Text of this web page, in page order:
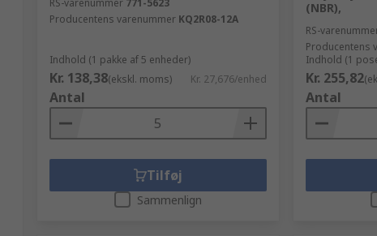
RS-varenummer 771-5623
Producentens varenummer KQ2R08-12A
Indhold (1 pakke af 5 enheder)
Kr. 138,38(ekskl. moms) Kr. 27,676/enhed
Antal
Tilføj
Sammenlign
(NBR),
RS-
Producentens
Indhold (1
Kr. 255,82
Antal